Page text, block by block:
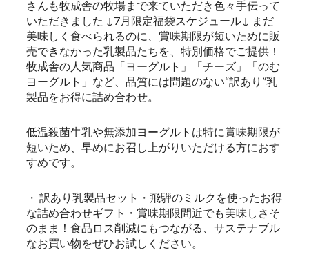
さんも牧成舎の牧場まで来ていただき色々手伝って
いただきました ↓7月限定福袋スケジュール↓ まだ
美味しく食べられるのに、賞味期限が短いために販
売できなかった乳製品たちを、特別価格でご提供！
牧成舎の人気商品「ヨーグルト」「チーズ」「のむ
ヨーグルト」など、品質には問題のない“訳あり”乳
製品をお得に詰め合わせ。
低温殺菌牛乳や無添加ヨーグルトは特に賞味期限が
短いため、早めにお召し上がりいただける方におす
すめです。
・ 訳あり乳製品セット・飛騨のミルクを使ったお得
な詰め合わせギフト・賞味期限間近でも美味しさそ
のまま！食品ロス削減にもつながる、サステナブル
なお買い物をぜひお試しください。